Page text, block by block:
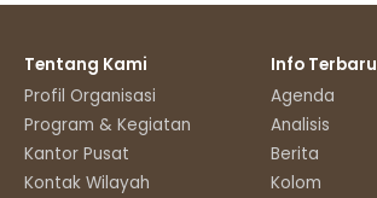
Tentang Kami
Profil Organisasi
Program & Kegiatan
Kantor Pusat
Kontak Wilayah
Info Terbaru
Agenda
Analisis
Berita
Kolom